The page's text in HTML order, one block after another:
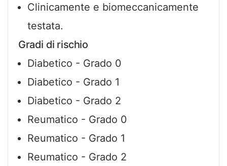
Clinicamente e biomeccanicamente
testata.
Gradi di rischio
Diabetico - Grado 0
Diabetico - Grado 1
Diabetico - Grado 2
Reumatico - Grado 0
Reumatico - Grado 1
Reumatico - Grado 2